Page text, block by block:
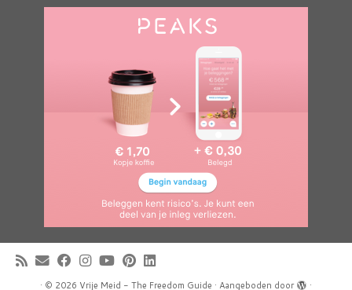
· © 2026 Vrije Meid - The Freedom Guide · Aangeboden door ·